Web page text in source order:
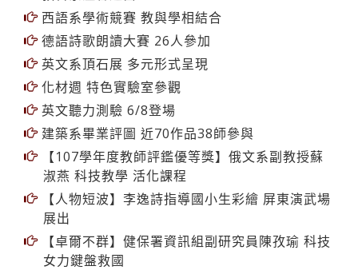
謝邦昌談大數據精準醫療運用
教科系溫馨送舊
西語系學術競賽 教與學相結合
德語詩歌朗讀大賽 26人參加
英文系頂石展 多元形式呈現
化材週 特色實驗室參觀
英文聽力測驗 6/8登場
建築系畢業評圖 近70作品38師參與
【107學年度教師評鑑優等獎】俄文系副教授蘇
淑燕 科技教學 活化課程
【人物短波】李逸詩指導國小生彩繪 屏東演武場
展出